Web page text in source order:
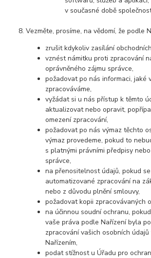
v současné době
Vezměte, prosíme, na vědomí, že podle
zrušit kdykoliv zasílání
vznést námitku proti zpracování
oprávněného zájmu správce,
požadovat po nás informaci, jaké
zpracováváme,
vyžádat si u nás přístup k těmto
aktualizovat nebo opravit,
omezení zpracování,
požadovat po nás výmaz těchto
výmaz provedeme, pokud to
s platnými právními předpisy
správce,
na přenositelnost údajů, pokud
automatizované zpracování na
nebo z důvodu plnění smlouvy,
požadovat kopii zpracovávaných
na účinnou soudní ochranu,
vaše práva podle Nařízení byla
zpracování vašich osobních
Nařízením,
podat stížnost u Úřadu pro